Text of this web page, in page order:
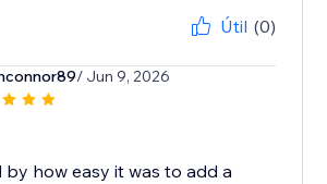
Útil (0)
/ Jun 9, 2026
by how easy it was to add a